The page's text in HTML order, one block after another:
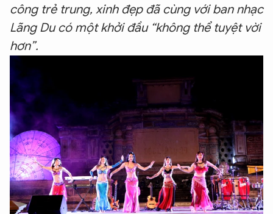
công trẻ trung, xinh đẹp đã cùng với ban nhạc
Lãng Du có một khởi đầu “không thể tuyệt vời
hơn”.